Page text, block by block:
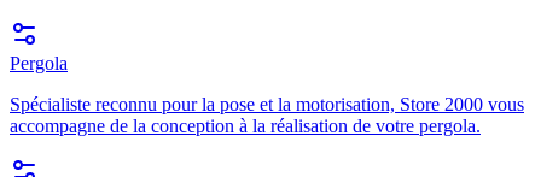
Pergola
Spécialiste reconnu pour la pose et la motorisation, Store 2000 vous
accompagne de la conception à la réalisation de votre pergola.